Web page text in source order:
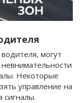
могут
Некоторые
управление на
сигналы.